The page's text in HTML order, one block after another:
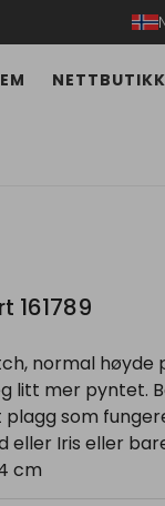
NETTBUTIKK
161789
normal høyde
litt mer pyntet.
som
eller Iris eller
cm